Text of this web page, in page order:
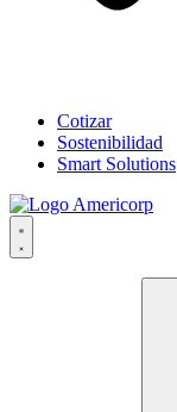
Cotizar
Sostenibilidad
Smart Solutions